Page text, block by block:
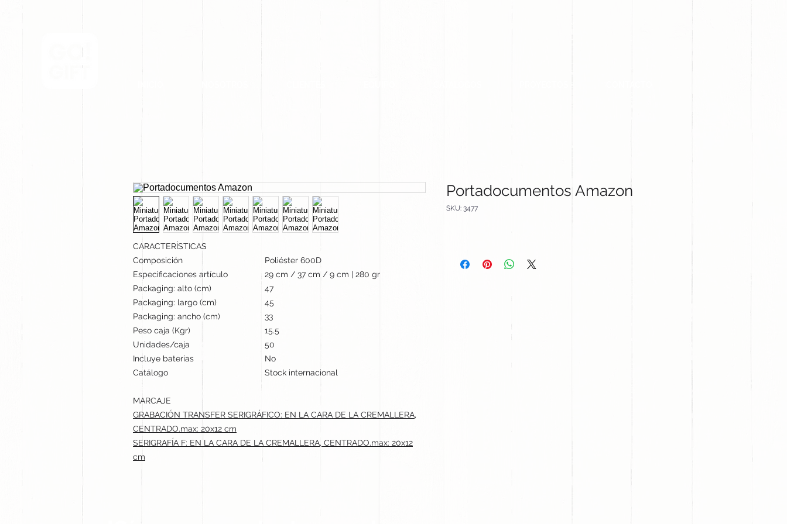
CARACTERÍSTICAS
Composición
Poliéster 600D
Especificaciones artículo
29 cm / 37 cm / 9 cm | 280 gr
Packaging: alto (cm)
47
Packaging: largo (cm)
45
Packaging: ancho (cm)
33
Peso caja (Kgr)
15.5
Unidades/caja
50
Incluye baterías
No
Catálogo
Stock internacional
MARCAJE
GRABACIÓN TRANSFER SERIGRÁFICO: EN LA CARA DE LA CREMALLERA,
CENTRADO.max: 20x12 cm
SERIGRAFÍA F: EN LA CARA DE LA CREMALLERA, CENTRADO.max: 20x12
cm
Portadocumentos Amazon
SKU: 3477